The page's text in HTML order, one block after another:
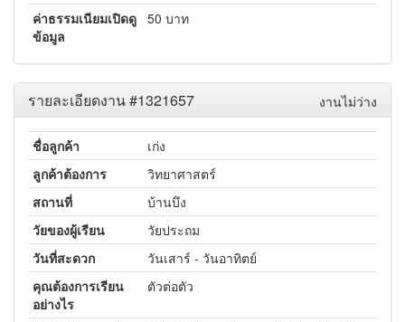
ค่าธรรมเนียมเปิดดู
ข้อมูล
50 บาท
งานไม่ว่าง
รายละเอียดงาน #1321657
ชื่อลูกค้า
เก่ง
ลูกค้าต้องการ
วิทยาศาสตร์
สถานที่
บ้านบึง
วัยของผู้เรียน
วัยประถม
วันที่สะดวก
วันเสาร์ - วันอาทิตย์
คุณต้องการเรียน
อย่างไร
ตัวต่อตัว